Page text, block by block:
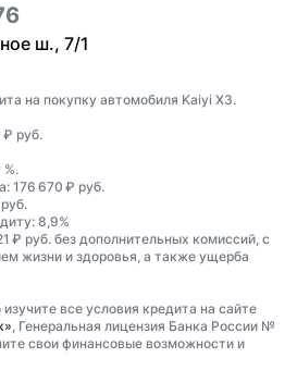
ш., 7/1
на покупку автомобиля Kaiyi X3.
руб.
176 670 ₽ руб.
8,9%
₽ руб. без дополнительных комиссий, с
жизни и здоровья, а также ущерба
все условия кредита на сайте
, Генеральная лицензия Банка России №
свои финансовые возможности и